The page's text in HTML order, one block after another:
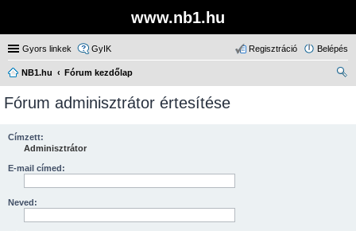
www.nb1.hu
Gyors linkek GyIK Belépés
Regisztráció
NB1.hu
Fórum kezdőlap
Fórum adminisztrátor értesítése
Címzett:
Adminisztrátor
E-mail címed:
Neved: